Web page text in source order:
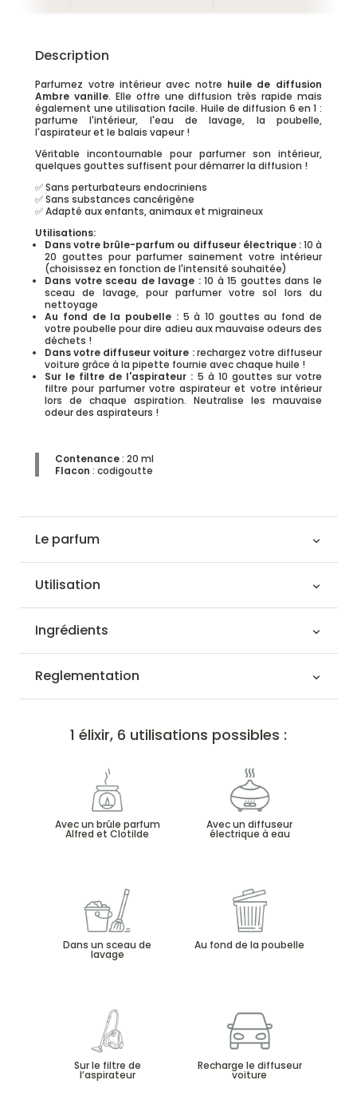
Description
Parfumez votre intérieur avec notre huile de diffusion
Ambre vanille. Elle offre une diffusion très rapide mais
également une utilisation facile. Huile de diffusion 6 en 1 :
parfume l'intérieur, l'eau de lavage, la poubelle,
l'aspirateur et le balais vapeur !
Véritable incontournable pour parfumer son intérieur,
quelques gouttes suffisent pour démarrer la diffusion !
✅ Sans perturbateurs endocriniens
✅ Sans substances cancérigène
✅ Adapté aux enfants, animaux et migraineux
Utilisations:
Dans votre brûle-parfum ou diffuseur électrique :10 à
20 gouttes pour parfumer sainement votre intérieur
(choisissez en fonction de l'intensité souhaitée)
Dans votre sceau de lavage :10 à 15 gouttes dans le
sceau de lavage, pour parfumer votre sol lors du
nettoyage
Au fond de la poubelle :5 à 10 gouttes au fond de
votre poubelle pour dire adieu aux mauvaise odeurs des
déchets !
Dans votre diffuseur voiture :rechargez votre diffuseur
voiture grâce à la pipette fournie avec chaque huile !
Sur le filtre de l'aspirateur : 5 à 10 gouttes sur votre
filtre pour parfumer votre aspirateur et votre intérieur
lors de chaque aspiration. Neutralise les mauvaise
odeur des aspirateurs !
Contenance: 20 ml
Flacon : codigoutte
Le parfum
Utilisation
Ingrédients
Reglementation
1 élixir, 6 utilisations possibles :
Avec un brûle parfum
Alfred et Clotilde
Avec un diffuseur
électrique à eau
Dans un sceau de
lavage
Au fond de la poubelle
Sur le filtre de
l’aspirateur
Recharge le diffuseur
voiture